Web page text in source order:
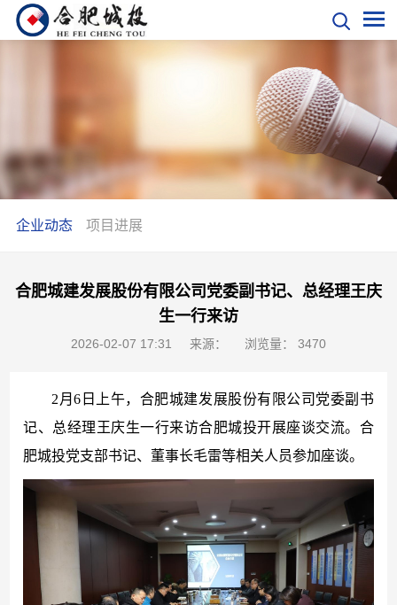
企业动态 项目进展
合肥城建发展股份有限公司党委副书记、总经理王庆
生一行来访
2026-02-07 17:31 来源： 浏览量： 3470
2月6日上午，合肥城建发展股份有限公司党委副书
记、总经理王庆生一行来访合肥城投开展座谈交流。合
肥城投党支部书记、董事长毛雷等相关人员参加座谈。